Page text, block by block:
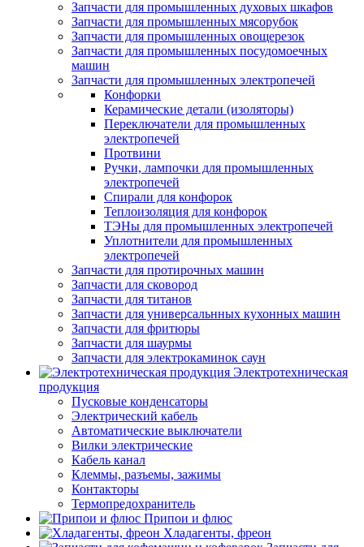
Запчасти для промышленных духовых шкафов
Запчасти для промышленных мясорубок
Запчасти для промышленных овощерезок
Запчасти для промышленных посудомоечных
машин
Запчасти для промышленных электропечей
Конфорки
Керамические детали (изоляторы)
Переключатели для промышленных
электропечей
Протвини
Ручки, лампочки для промышленных
электропечей
Спирали для конфорок
Теплоизоляция для конфорок
ТЭНы для промышленных электропечей
Уплотнители для промышленных
электропечей
Запчасти для протирочных машин
Запчасти для сковород
Запчасти для титанов
Запчасти для универсальнных кухонных машин
Запчасти для фритюры
Запчасти для шаурмы
Запчасти для электрокаминок саун
Электротехническая
продукция
Пусковые конденсаторы
Электрический кабель
Автоматические выключатели
Вилки электрические
Кабель канал
Клеммы, разъемы, зажимы
Контакторы
Термопредохранитель
Припои и флюс
Хладагенты, фреон